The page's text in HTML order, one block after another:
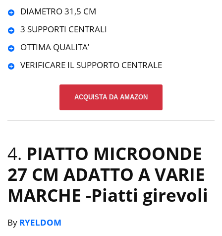
DIAMETRO 31,5 CM
3 SUPPORTI CENTRALI
OTTIMA QUALITA’
VERIFICARE IL SUPPORTO CENTRALE
ACQUISTA DA AMAZON
4. PIATTO MICROONDE
27 CM ADATTO A VARIE
MARCHE -Piatti girevoli
By RYELDOM